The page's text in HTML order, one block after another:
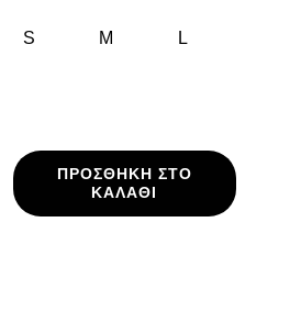
S M L
ΠΡΟΣΘΉΚΗ ΣΤΟ
ΚΑΛΆΘΙ